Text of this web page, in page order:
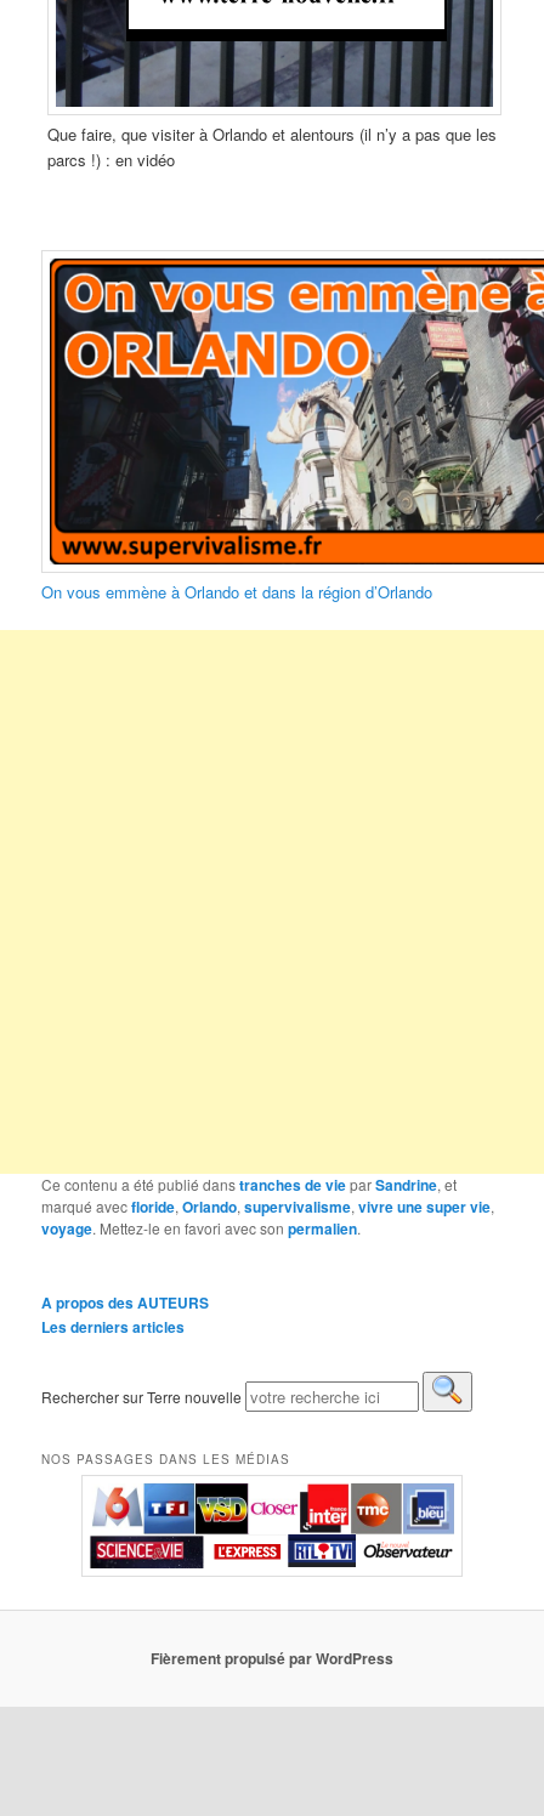
Que faire, que visiter à Orlando et alentours (il n’y a pas que les
parcs !) : en vidéo
On vous emmène à Orlando et dans la région d’Orlando
Ce contenu a été publié danstranches de vieparSandrine, et
marqué avecfloride,Orlando,supervivalisme,vivre une super vie,
voyage. Mettez-le en favori avec sonpermalien.
A propos des AUTEURS
Les derniers articles
Rechercher sur Terre nouvelle
NOS PASSAGES DANS LES MÉDIAS
Fièrement propulsé par WordPress